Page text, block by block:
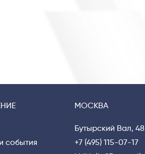
события
МОСКВА
Бутырский Вал, 48
+7 (495) 115-07-17